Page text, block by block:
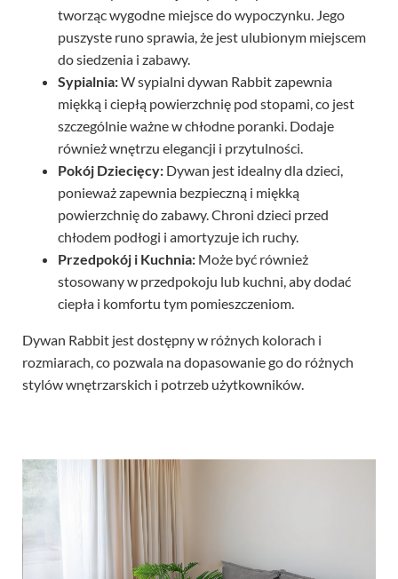
tworząc wygodne miejsce do wypoczynku. Jego
puszyste runo sprawia, że jest ulubionym miejscem
do siedzenia i zabawy.
Sypialnia:W sypialni dywan Rabbit zapewnia
miękką i ciepłą powierzchnię pod stopami, co jest
szczególnie ważne w chłodne poranki. Dodaje
również wnętrzu elegancji i przytulności.
Pokój Dziecięcy: Dywan jest idealny dla dzieci,
ponieważ zapewnia bezpieczną i miękką
powierzchnię do zabawy. Chroni dzieci przed
chłodem podłogi i amortyzuje ich ruchy.
Przedpokój i Kuchnia: Może być również
stosowany w przedpokoju lub kuchni, aby dodać
ciepła i komfortu tym pomieszczeniom.
Dywan Rabbit jest dostępny w różnych kolorach i
rozmiarach, co pozwala na dopasowanie go do różnych
stylów wnętrzarskich i potrzeb użytkowników.